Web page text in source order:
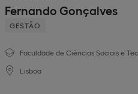
Faculdade de Ciências Sociais e
Lisboa
Fernando Gonçalves
GESTÃO